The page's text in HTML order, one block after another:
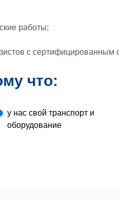
работы;
с
что:
у нас свой транспорт и
оборудование